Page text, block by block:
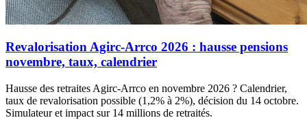
Revalorisation Agirc-Arrco 2026 : hausse pensions
novembre, taux, calendrier
Hausse des retraites Agirc-Arrco en novembre 2026 ? Calendrier,
taux de revalorisation possible (1,2% à 2%), décision du 14 octobre.
Simulateur et impact sur 14 millions de retraités.